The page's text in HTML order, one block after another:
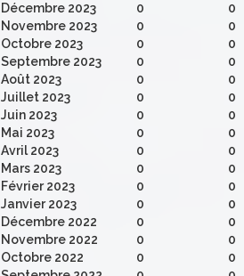
Décembre 2023
0
0
Novembre 2023
0
0
Octobre 2023
0
0
Septembre 2023
0
0
Août 2023
0
0
Juillet 2023
0
0
Juin 2023
0
0
Mai 2023
0
0
Avril 2023
0
0
Mars 2023
0
0
Février 2023
0
0
Janvier 2023
0
0
Décembre 2022
0
0
Novembre 2022
0
0
Octobre 2022
0
0